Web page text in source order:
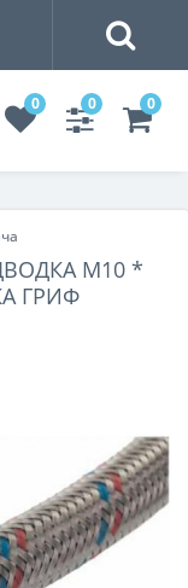
0 0 0
М10 *
ГРИФ